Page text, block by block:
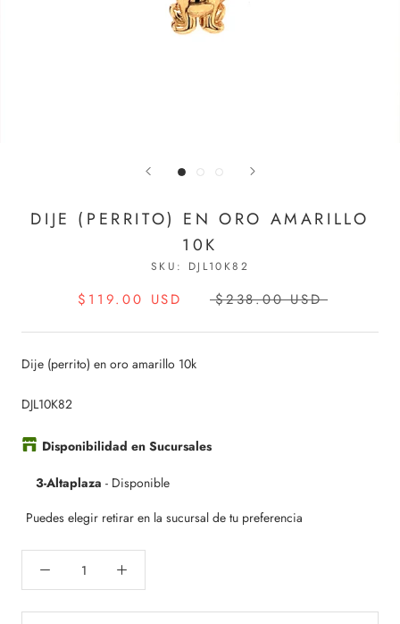
DIJE (PERRITO) EN ORO AMARILLO
10K
SKU: DJL10K82
$119.00 USD $238.00 USD
Dije (perrito) en oro amarillo 10k
DJL10K82
Disponibilidad en Sucursales
3-Altaplaza - Disponible
Puedes elegir retirar en la sucursal de tu preferencia